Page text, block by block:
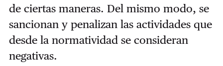
de ciertas maneras. Del mismo modo, se
sancionan y penalizan las actividades que
desde la normatividad se consideran
negativas.